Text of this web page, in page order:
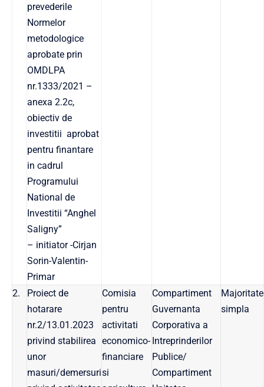
prevederile
Normelor
metodologice
aprobate prin
OMDLPA
nr.1333/2021 –
anexa 2.2c,
obiectiv de
investitii aprobat
pentru finantare
in cadrul
Programului
National de
Investitii “Anghel
Saligny”
– initiator -Cirjan
Sorin-Valentin-
Primar
2.
Proiect de
hotarare
nr.2/13.01.2023
privind stabilirea
unor
masuri/demersuri
Comisia
pentru
activitati
economico-
financiare
si
Compartiment
Guvernanta
Corporativa a
Intreprinderilor
Publice/
Compartiment
Majoritate
simpla